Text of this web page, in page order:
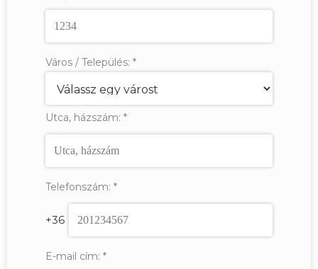
Város / Település: *
Utca, házszám: *
Telefonszám: *
+36
E-mail cím: *